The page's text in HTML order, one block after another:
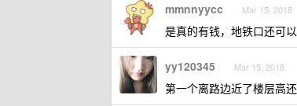
mmnnyycc Mar 15, 2018
是真的有钱，地铁口还可
yy120345 Mar 15, 2018
第一个离路边近了楼层高